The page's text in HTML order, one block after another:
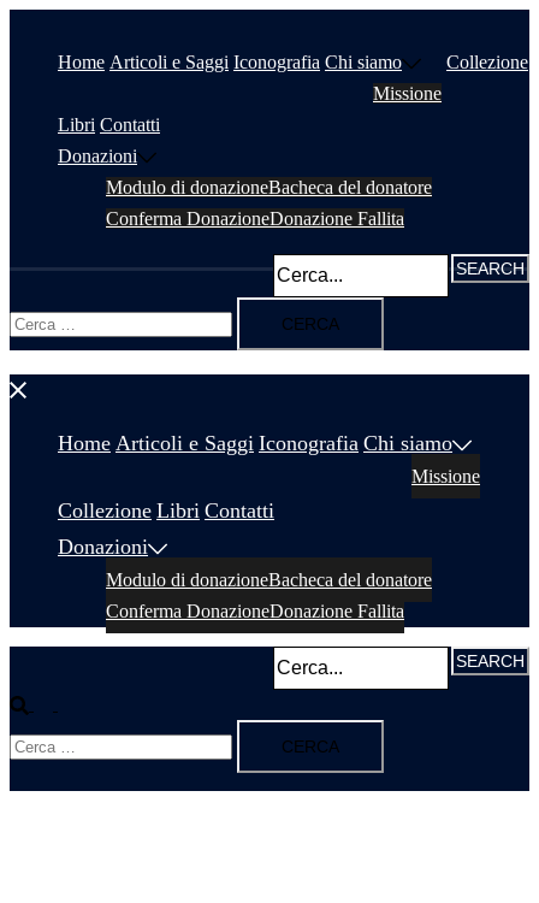
Home Articoli e Saggi Iconografia Chi siamo
Missione
Collezione
Libri Contatti
Donazioni
Modulo di donazioneBacheca del donatore
Conferma DonazioneDonazione Fallita
Ricerca
per:
Chiudi
Home Articoli e Saggi Iconografia Chi siamo
Missione
Collezione Libri Contatti
Donazioni
Modulo di donazioneBacheca del donatore
Conferma DonazioneDonazione Fallita
Cerca
menu
Ricerca
per: